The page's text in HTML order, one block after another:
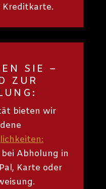
Kreditkarte.
SIE –
ZUR
bieten wir
Abholung in
Karte oder